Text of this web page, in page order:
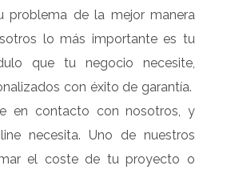
problema de la mejor manera
lo más importante es tu
que tu negocio necesite,
con éxito de garantía.
en contacto con nosotros, y
necesita. Uno de nuestros
el coste de tu proyecto o